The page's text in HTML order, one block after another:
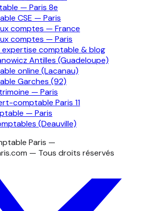
— Paris 8e
CSE — Paris
comptes — France
comptes — Paris
comptable & blog
Antilles (Guadeloupe)
online (Lacanau)
Garches (92)
— Paris
comptable Paris 11
— Paris
(Deauville)
Paris —
— Tous droits réservés